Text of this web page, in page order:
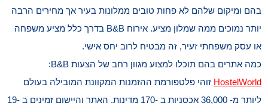
בהם ומיקום שלהם לא פחות טובים ממלונות בעיר אך מחירים הרבה
יותר נמוכים ממה שמלון מציע. אירוח B&B בדרך כלל מציע משפחה
או עסק משפחתי זעיר, זה מבטיח לרוב יחס אישי.
כמה אתרים בהם תוכלו למצוע מגוון רחב של הצעות B&B:
HostelWorld זוהי פלטפורמת ההזמנות המקוונת המובילה בעולם
ליותר מ- 36,000 אכסניות ב -170 מדינות. האתר והיישום זמינים ב -19